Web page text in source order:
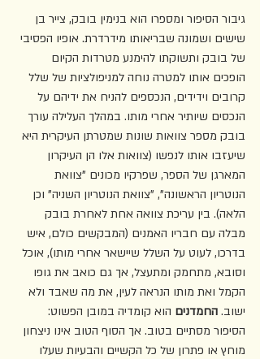
גיבור הסיפור ומספרו הוא בנימין בובק, צייר בן
שישים ושמונה שבריאותו מידרדרת. אופיו הפסיבי
של בובק ותשוקתו להימנע מטרדות הקיום
הופכים אותו למטרה נוחה למניפולציות של שלל
קרובים וידידים, הנכספים להניח את ידיהם על
הנכסים שיותיר אחרי מותו. במהלך העלילה עורך
בובק מספר צוואות שונות שמטרתן העיקרית היא
שיעזבו אותו לנפשו (צוואות אלו הן העיקרון
המארגן של הספר, שפרקיו מכונים "צוואת
הנוטריון הראשונה", "צוואת הנוטריון השניה" וכן
הלאה). בין עריכת צוואה אחת לאחרת בובק
מבלה עם חבריו האמנים (המבקשים כולם, איש
בדרכו, לעוט על השלל שיישאר אחרי מותו), אוכל
וסובא, מתחמק ומתעצל, אך גם כואב את גופו
הקמל ואת מותו הנראה לעין, את מה שאבד ולא
ישוב. החמדנים הוא קומדיה במובן הפשוט:
הסיפור מסתיים בטוב. אך הסוף הטוב אינו ניצחון
מוחץ או פתרון של כל הקשיים והבעיות שעלו